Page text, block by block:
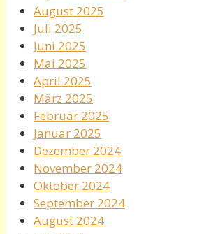
August 2025
Juli 2025
Juni 2025
Mai 2025
April 2025
März 2025
Februar 2025
Januar 2025
Dezember 2024
November 2024
Oktober 2024
September 2024
August 2024